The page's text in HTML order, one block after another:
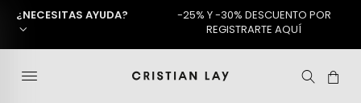
¿NECESITAS AYUDA?
-25% Y -30% DESCUENTO POR
REGISTRARTE AQUÍ